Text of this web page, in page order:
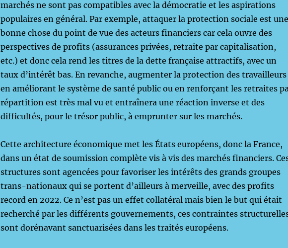
marchés ne sont pas compatibles avec la démocratie et les aspirations
populaires en général. Par exemple, attaquer la protection sociale est une
bonne chose du point de vue des acteurs financiers car cela ouvre des
perspectives de profits (assurances privées, retraite par capitalisation,
etc.) et donc cela rend les titres de la dette française attractifs, avec un
taux d’intérêt bas. En revanche, augmenter la protection des travailleurs
en améliorant le système de santé public ou en renforçant les retraites
répartition est très mal vu et entraînera une réaction inverse et des
difficultés, pour le trésor public, à emprunter sur les marchés.
Cette architecture économique met les États européens, donc la France,
dans un état de soumission complète vis à vis des marchés financiers.
structures sont agencées pour favoriser les intérêts des grands groupes
trans-nationaux qui se portent d’ailleurs à merveille, avec des profits
record en 2022. Ce n’est pas un effet collatéral mais bien le but qui était
recherché par les différents gouvernements, ces contraintes
sont dorénavant sanctuarisées dans les traités européens.